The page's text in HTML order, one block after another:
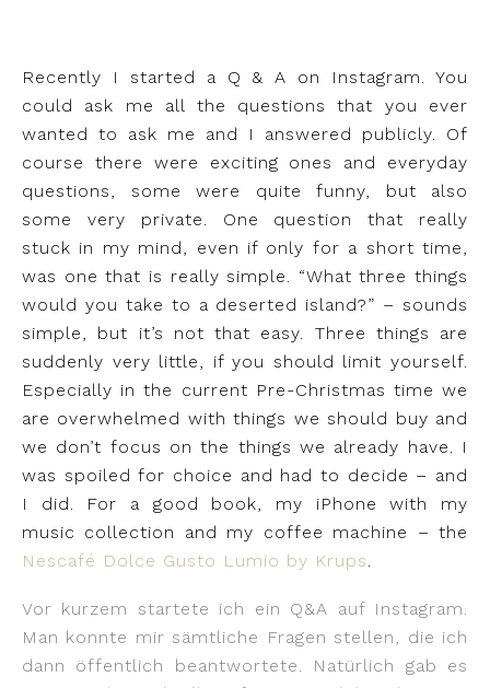
Recently I started a Q & A on Instagram. You
could ask me all the questions that you ever
wanted to ask me and I answered publicly. Of
course there were exciting ones and everyday
questions, some were quite funny, but also
some very private. One question that really
stuck in my mind, even if only for a short time,
was one that is really simple. “What three things
would you take to a deserted island?” – sounds
simple, but it’s not that easy. Three things are
suddenly very little, if you should limit yourself.
Especially in the current Pre-Christmas time we
are overwhelmed with things we should buy and
we don’t focus on the things we already have. I
was spoiled for choice and had to decide – and
I did. For a good book, my iPhone with my
music collection and my coffee machine – the
Nescafé Dolce Gusto Lumio by Krups.
Vor kurzem startete ich ein Q&A auf Instagram.
Man konnte mir sämtliche Fragen stellen, die ich
dann öffentlich beantwortete. Natürlich gab es